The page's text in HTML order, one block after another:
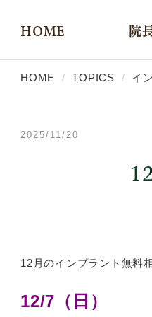
HOME 院
HOME TOPICS イ
2025/11/20
12月のインプラント無料
12/7 （日）